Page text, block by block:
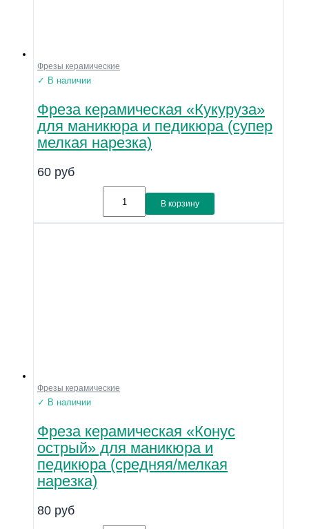
Фрезы керамические
✓ В наличии
Фреза керамическая «Кукуруза»
для маникюра и педикюра (супер
мелкая нарезка)
60 руб
В корзину
Фрезы керамические
✓ В наличии
Фреза керамическая «Конус
острый» для маникюра и
педикюра (средняя/мелкая
нарезка)
80 руб